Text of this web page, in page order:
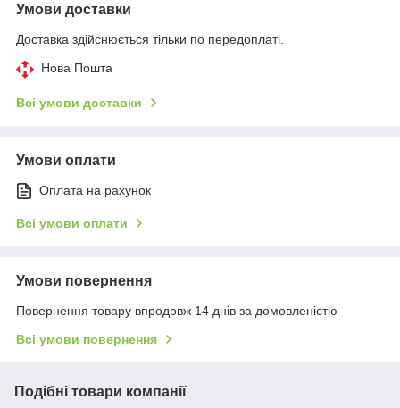
Умови доставки
Доставка здійснюється тільки по передоплаті.
Нова Пошта
Всі умови доставки
Умови оплати
Оплата на рахунок
Всі умови оплати
Умови повернення
Повернення товару впродовж 14 днів за домовленістю
Всі умови повернення
Подібні товари компанії